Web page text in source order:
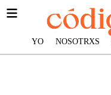
YO NOSOTRXS